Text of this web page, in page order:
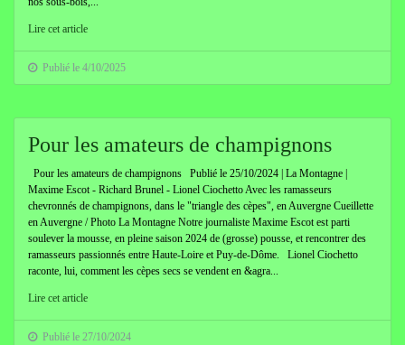
Lire cet article
Publié le 4/10/2025
Pour les amateurs de champignons
Pour les amateurs de champignons Publié le 25/10/2024 | La Montagne |
Maxime Escot - Richard Brunel - Lionel Ciochetto Avec les ramasseurs
chevronnés de champignons, dans le "triangle des cèpes", en Auvergne Cueillette
en Auvergne / Photo La Montagne Notre journaliste Maxime Escot est parti
soulever la mousse, en pleine saison 2024 de (grosse) pousse, et rencontrer des
ramasseurs passionnés entre Haute-Loire et Puy-de-Dôme. Lionel Ciochetto
raconte, lui, comment les cèpes secs se vendent en &agra...
Lire cet article
Publié le 27/10/2024